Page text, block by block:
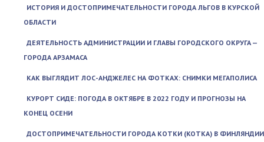
ИСТОРИЯ И ДОСТОПРИМЕЧАТЕЛЬНОСТИ ГОРОДА ЛЬГОВ В КУРСКОЙ
ОБЛАСТИ
ДЕЯТЕЛЬНОСТЬ АДМИНИСТРАЦИИ И ГЛАВЫ ГОРОДСКОГО ОКРУГА —
ГОРОДА АРЗАМАСА
КАК ВЫГЛЯДИТ ЛОС-АНДЖЕЛЕС НА ФОТКАХ: СНИМКИ МЕГАПОЛИСА
КУРОРТ СИДЕ: ПОГОДА В ОКТЯБРЕ В 2022 ГОДУ И ПРОГНОЗЫ НА
КОНЕЦ ОСЕНИ
ДОСТОПРИМЕЧАТЕЛЬНОСТИ ГОРОДА КОТКИ (KOTKA) В ФИНЛЯНДИИ